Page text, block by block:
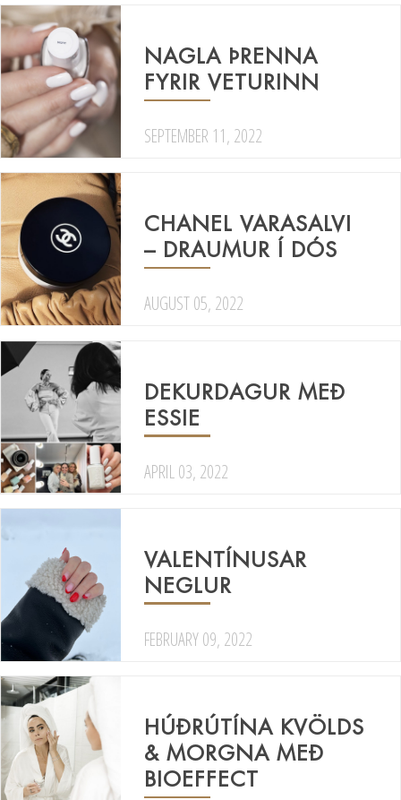
NAGLA ÞRENNA
FYRIR VETURINN
SEPTEMBER 11, 2022
CHANEL VARASALVI
– DRAUMUR Í DÓS
AUGUST 05, 2022
DEKURDAGUR MEÐ
ESSIE
APRIL 03, 2022
VALENTÍNUSAR
NEGLUR
FEBRUARY 09, 2022
HÚÐRÚTÍNA KVÖLDS
& MORGNA MEÐ
BIOEFFECT